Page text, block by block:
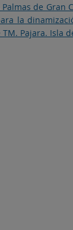
de
la
Pajara. Isla